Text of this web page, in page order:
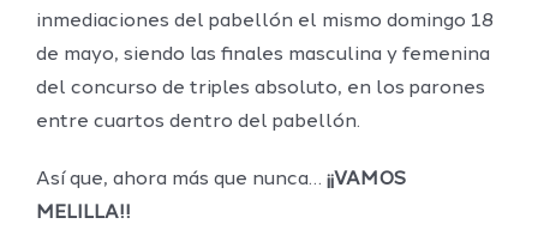
inmediaciones del pabellón el mismo domingo 18
de mayo, siendo las finales masculina y femenina
del concurso de triples absoluto, en los parones
entre cuartos dentro del pabellón.
Así que, ahora más que nunca… ¡¡VAMOS
MELILLA!!